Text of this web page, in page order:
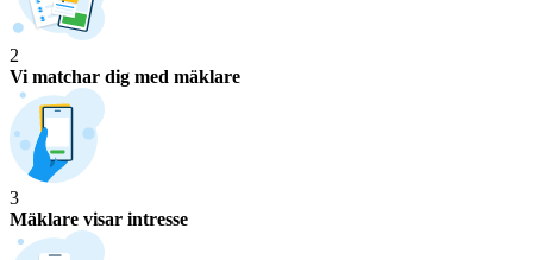
2
Vi matchar dig med mäklare
3
Mäklare visar intresse